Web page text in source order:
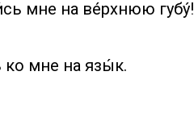
мне на ве́рхнюю губу́!
мне на язы́к.